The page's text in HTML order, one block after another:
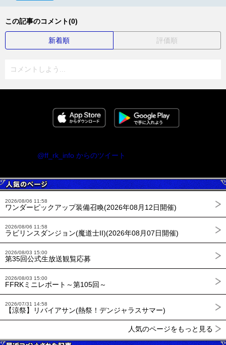
この記事のコメント(0)
新着順 評価順
コメントしよう...
@ff_rk_info からのツイート
2026/08/06 11:58
ワンダーピックアップ装備召喚(2026年08月12日開催)
2026/08/06 11:58
ラビリンスダンジョン(魔道士II)(2026年08月07日開催)
2026/08/03 15:00
第35回公式生放送観覧応募
2026/08/03 15:00
FFRKミニレポート～第105回～
2026/07/31 14:58
【涼祭】リバイアサン(熱祭！デンジャラスサマー)
人気のページをもっと見る